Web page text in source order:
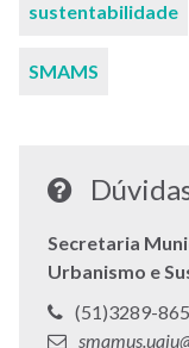
sustentabilidade
SMAMS
Secretaria
Urbanismo e
Telefone:
(51)3289-
E-